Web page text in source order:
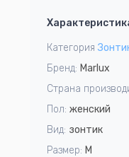
5
Категория
Бренд: Marlux
Страна
Пол: женский
Вид: зонтик
Размер: M